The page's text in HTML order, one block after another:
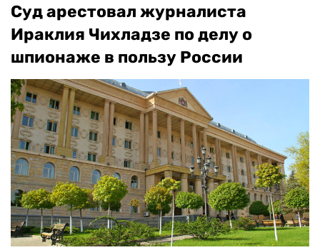
Суд арестовал журналиста
Ираклия Чихладзе по делу о
шпионаже в пользу России